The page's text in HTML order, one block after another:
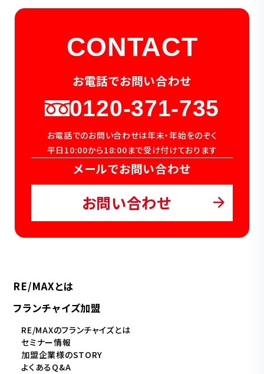
CONTACT
お電話でお問い合わせ
0120-371-735
お電話でのお問い合わせは年末・年始をのぞく
平日10:00から18:00まで受け付けております
メールでお問い合わせ
お問い合わせ
RE/MAXとは
フランチャイズ加盟
RE/MAXのフランチャイズとは
セミナー情報
加盟企業様のSTORY
よくあるQ&A